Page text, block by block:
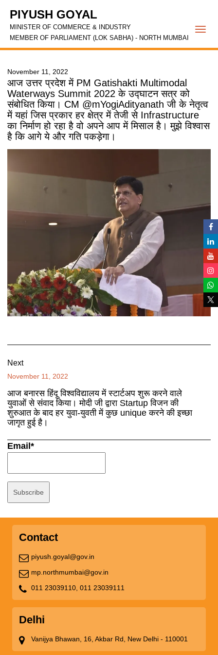
PIYUSH GOYAL
MINISTER OF COMMERCE & INDUSTRY
MEMBER OF PARLIAMENT (LOK SABHA) - NORTH MUMBAI
November 11, 2022
आज उत्तर प्रदेश में PM Gatishakti Multimodal
Waterways Summit 2022 के उद्घाटन सत्र को
संबोधित किया। CM @mYogiAdityanath जी के नेतृत्व
में यहां जिस प्रकार हर क्षेत्र में तेजी से Infrastructure
का निर्माण हो रहा है वो अपने आप में मिसाल है। मुझे विश्वास
है कि आगे ये और गति पकड़ेगा।
Next
November 11, 2022
आज बनारस हिंदू विश्वविद्यालय में स्टार्टअप शुरू करने वाले
युवाओं से संवाद किया। मोदी जी द्वारा Startup विजन की
शुरुआत के बाद हर युवा-युवती में कुछ unique करने की इच्छा
जागृत हुई है।
Email*
Contact
piyush.goyal@gov.in
mp.northmumbai@gov.in
011 23039110, 011 23039111
Delhi
Vanijya Bhawan, 16, Akbar Rd, New Delhi - 110001